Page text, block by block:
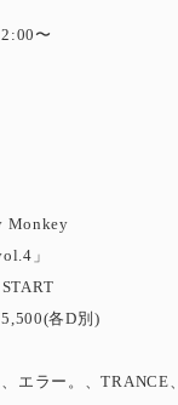
〜
Monkey
」
各D別)
エラー。、TRANCE